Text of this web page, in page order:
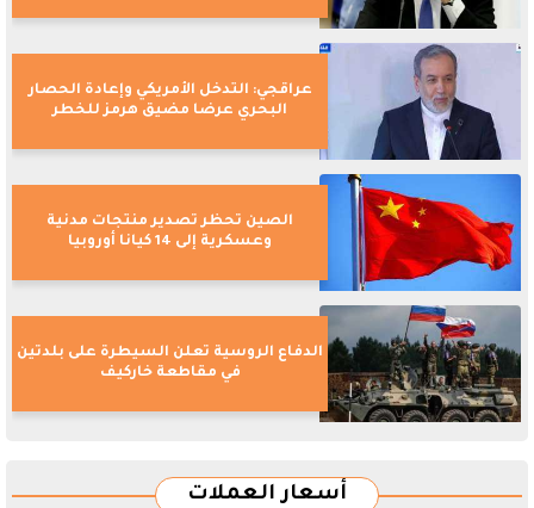
عراقجي: التدخل الأمريكي وإعادة الحصار
البحري عرضا مضيق هرمز للخطر
الصين تحظر تصدير منتجات مدنية
وعسكرية إلى 14 كيانا أوروبيا
الدفاع الروسية تعلن السيطرة على بلدتين
في مقاطعة خاركيف
أسعار العملات